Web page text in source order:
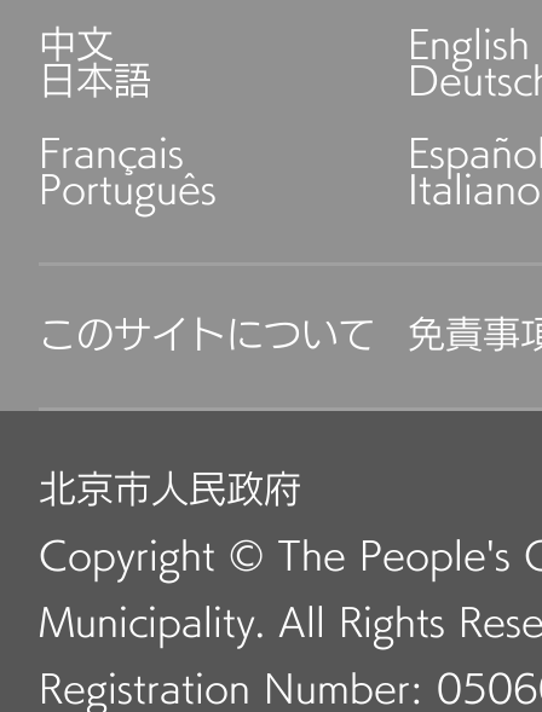
中文 English
日本語
Français
Português Italiano
このサイトについて 免責事
北京市人民政府
Copyright © The People's
Municipality. All Rights
Registration Number: